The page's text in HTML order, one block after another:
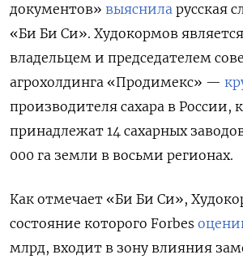
документов» выяснила русская
«Би Би Си». Худокормов
владельцем и председателем
агрохолдинга «Продимекс» —
производителя сахара в России,
принадлежат 14 сахарных
000 га земли в восьми регионах.
Как отмечает «Би Би Си»,
состояние которого Forbes
млрд, входит в зону влияния